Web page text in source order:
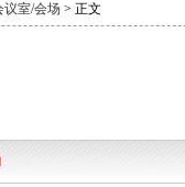
议室/会场 > 正文